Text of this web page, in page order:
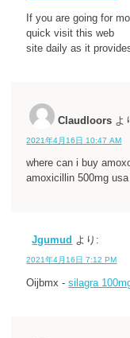
If you are going for
quick visit this web
site daily as it
Claudloors よ
2021年4月16日 10:47 AM
where can i buy
amoxicillin 500mg usa
Jgumud より:
2021年4月16日 7:12 PM
Oijbmx -silagra